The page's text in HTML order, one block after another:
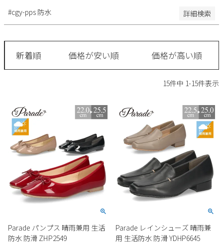
すべての商品
レインシューズ
ローファー
カジュアルシューズ
ワークシューズ
ブーツ
ウェア
すべての商品
サンダル
スニーカー
ビジネス・ドレスシューズ
カジュアルシューズ
ブーツ
レインシューズ
スニーカー
スクール
フォーマル
すべての商品
レディース新入荷
メンズ新入荷
キッズ新入荷
すべての商品
レディースSALE
メンズSALE
バッグ
すべての商品
リュック
ボディバッグ
雑貨
ケア用品
詳細検索
店舗一覧
#cgy-pps 防水 詳細検索
新着順 価格が安い順 価格が高い順
15件中 1-15件表示
Parade パンプス 晴雨兼用 生活
防水 防滑 ZHP2549
Parade レインシューズ 晴雨兼
用 生活防水 防滑 YDHP6645